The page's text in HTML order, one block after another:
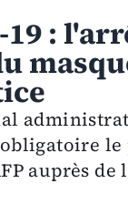
19 :
le
auprès